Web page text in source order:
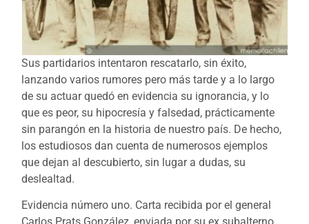
Sus partidarios intentaron rescatarlo, sin éxito,
lanzando varios rumores pero más tarde y a lo largo
de su actuar quedó en evidencia su ignorancia, y lo
que es peor, su hipocresía y falsedad, prácticamente
sin parangón en la historia de nuestro país. De hecho,
los estudiosos dan cuenta de numerosos ejemplos
que dejan al descubierto, sin lugar a dudas, su
deslealtad.
Evidencia número uno. Carta recibida por el general